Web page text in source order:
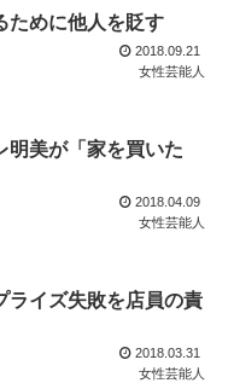
ために他人を貶す
2018.09.21
女性芸能人
美が「家を買いた
2018.04.09
女性芸能人
ライズ失敗を店員の責
2018.03.31
女性芸能人